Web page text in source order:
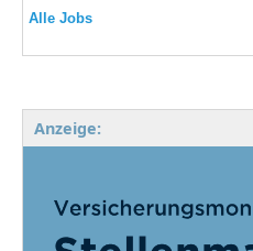
Alle Jobs
Anzeige: